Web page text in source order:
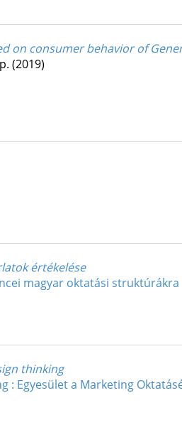
on consumer behavior of
(2019)
értékelése
magyar oktatási struktúrákra
thinking
: Egyesület a Marketing